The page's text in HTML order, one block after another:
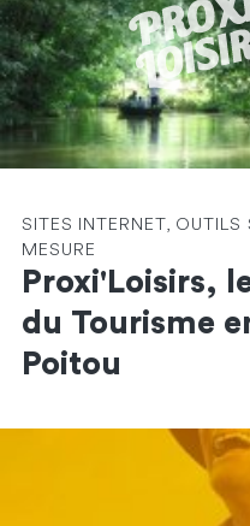
SITES INTERNET, OUTILS
MESURE
Proxi'Loisirs,
du Tourisme
Poitou